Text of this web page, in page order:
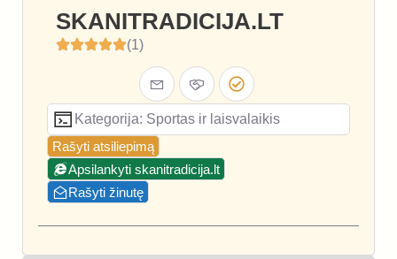
SKANITRADICIJA.LT
(1)
Kategorija: Sportas ir laisvalaikis
Rašyti atsiliepimą
Apsilankyti skanitradicija.lt
Rašyti žinutę